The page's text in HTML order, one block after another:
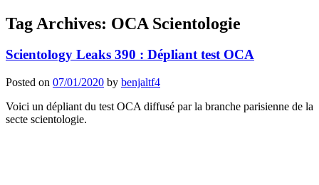
Tag Archives: OCA Scientologie
Scientology Leaks 390 : Dépliant test OCA
Posted on 07/01/2020 by benjaltf4
Voici un dépliant du test OCA diffusé par la branche parisienne de la
secte scientologie.